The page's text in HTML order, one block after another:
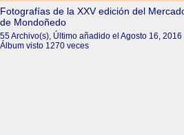
Fotografías de la XXV edición del
de Mondoñedo
55 Archivo(s), Último añadido el Agosto 16, 2016
Álbum visto 1270 veces